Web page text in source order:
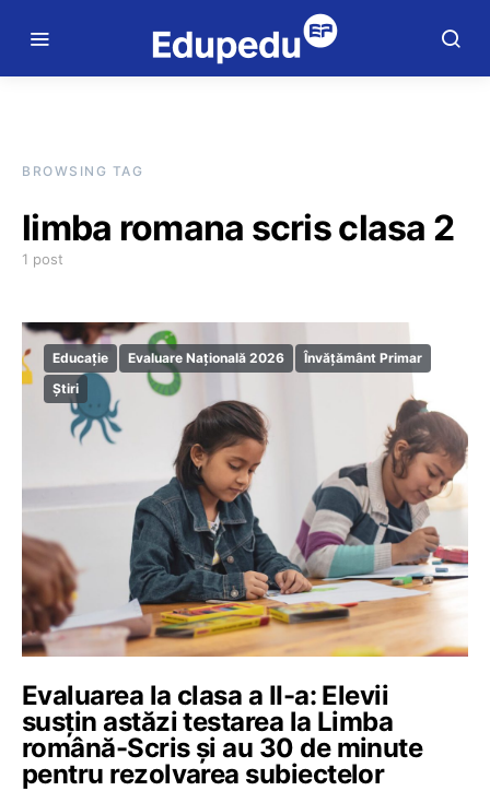
BROWSING TAG
limba romana scris clasa 2
1 post
Educație Evaluare Națională 2026
Învățământ Primar
Știri
Evaluarea la clasa a II-a: Elevii
susțin astăzi testarea la Limba
română-Scris și au 30 de minute
pentru rezolvarea subiectelor